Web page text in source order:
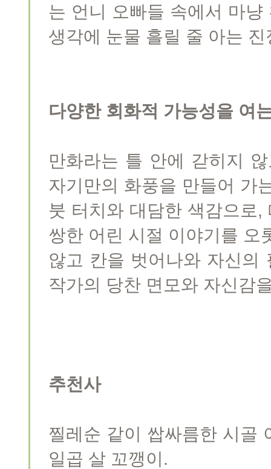
는 언니 오빠들 속에서 마
생각에 눈물 흘릴 줄 아는
다양한 회화적 가능성을 여
만화라는 틀 안에 갇히지
자기만의 화풍을 만들어 가
붓 터치와 대담한 색감으로
쌍한 어린 시절 이야기를 오
않고 칸을 벗어나와 자신의
작가의 당찬 면모와 자신감
추천사
찔레순 같이 쌉싸름한 시골
일곱 살 꼬깽이.